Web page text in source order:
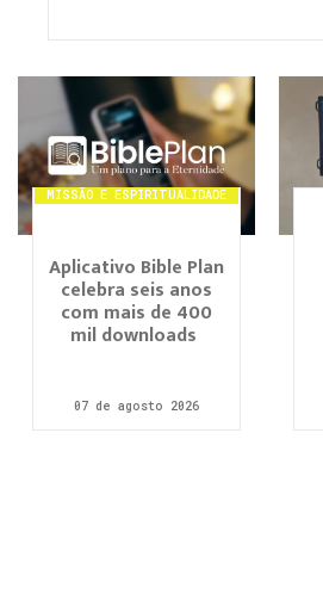
MISSÃO E ESPIRITUALIDADE
Aplicativo Bible Plan
celebra seis anos
com mais de 400
mil downloads
07 de agosto 2026